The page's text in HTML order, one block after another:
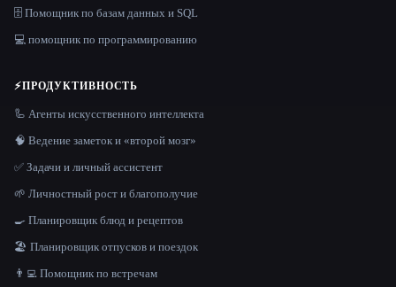
🗄️ Помощник по базам данных и SQL
💻 помощник по программированию
⚡ПРОДУКТИВНОСТЬ
🦾 Агенты искусственного интеллекта
🧠 Ведение заметок и «второй мозг»
✅ Задачи и личный ассистент
🌱 Личностный рост и благополучие
🍳 Планировщик блюд и рецептов
🏖 Планировщик отпусков и поездок
👨‍💻 Помощник по встречам